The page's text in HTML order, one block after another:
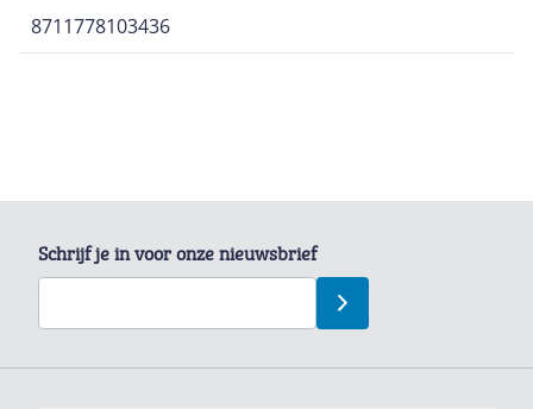
8711778103436
Schrijf je in voor onze nieuwsbrief